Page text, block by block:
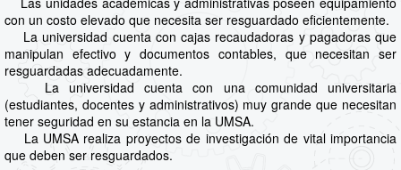
con un costo elevado que necesita ser resguardado eficientemente.
La universidad cuenta con cajas recaudadoras y pagadoras que
manipulan efectivo y documentos contables, que necesitan ser
resguardadas adecuadamente.
La universidad cuenta con una comunidad universitaria
(estudiantes, docentes y administrativos) muy grande que necesitan
tener seguridad en su estancia en la UMSA.
La UMSA realiza proyectos de investigación de vital importancia
que deben ser resguardados.